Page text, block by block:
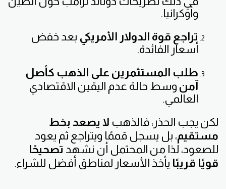
وأوكرانيا.
تراجع قوة الدولار الأمريكي بعد خفض
أسعار الفائدة.
طلب المستثمرين على الذهب كأصل
آمن وسط حالة عدم اليقين الاقتصادي
العالمي.
لكن يجب الحذر، فالذهب لا يصعد بخط
مستقيم، بل يسجل قممًا ويتراجع ثم يعود
للصعود، لذا من المحتمل أن نشهد تصحيحًا
قويًا قريبًا يأخذ الأسعار لمناطق أفضل للشراء.